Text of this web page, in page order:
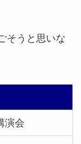
そうと思いな
演会